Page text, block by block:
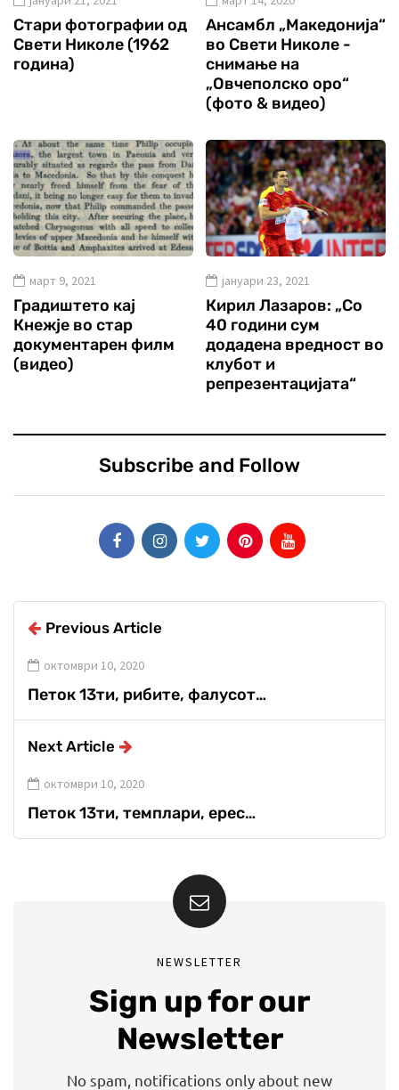
Стари фотографии од
Свети Николе (1962
година)
Ансамбл „Македонија“
во Свети Николе -
снимање на
„Овчеполско оро“
(фото & видео)
март 9, 2021
Градиштето кај
Кнежје во стар
документарен филм
(видео)
јануари 23, 2021
Кирил Лазаров: „Со
40 години сум
додадена вредност во
клубот и
репрезентацијата“
Subscribe and Follow
Previous Article
октомври 10, 2020
Петок 13ти, рибите, фалусот…
Next Article
октомври 10, 2020
Петок 13ти, темплари, ерес…
NEWSLETTER
Sign up for our
Newsletter
No spam, notifications only about new